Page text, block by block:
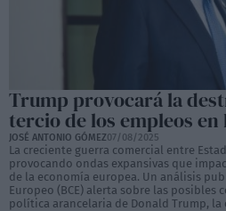
Trump provocará la
tercio de los empleos en
JOSÉ ANTONIO GÓMEZ07/08/2025
La creciente guerra comercial entre
provocando ondas expansivas que
de la economía europea. Un análisis
Europeo (BCE) alerta sobre las posibles
política arancelaria de Donald Trump, la